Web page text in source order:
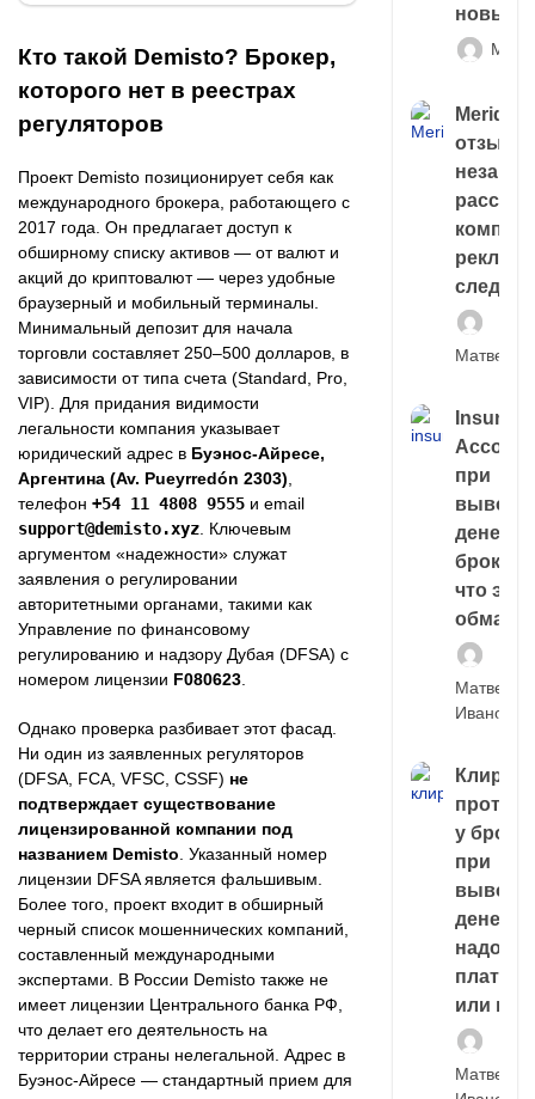
Кто такой Demisto? Брокер,
которого нет в реестрах
регуляторов
Проект Demisto позиционирует себя как
международного брокера, работающего с
2017 года. Он предлагает доступ к
обширному списку активов — от валют и
акций до криптовалют — через удобные
браузерный и мобильный терминалы.
Минимальный депозит для начала
торговли составляет 250–500 долларов, в
зависимости от типа счета (Standard, Pro,
VIP). Для придания видимости
легальности компания указывает
юридический адрес в Буэнос-Айресе,
Аргентина (Av. Pueyrredón 2303),
телефон +54 11 4808 9555 и email
support@demisto.xyz. Ключевым
аргументом «надежности» служат
заявления о регулировании
авторитетными органами, такими как
Управление по финансовому
регулированию и надзору Дубая (DFSA) с
номером лицензии F080623.
Однако проверка разбивает этот фасад.
Ни один из заявленных регуляторов
(DFSA, FCA, VFSC, CSSF) не
подтверждает существование
лицензированной компании под
названием Demisto. Указанный номер
лицензии DFSA является фальшивым.
Более того, проект входит в обширный
черный список мошеннических компаний,
составленный международными
экспертами. В России Demisto также не
имеет лицензии Центрального банка РФ,
что делает его деятельность на
территории страны нелегальной. Адрес в
Буэнос-Айресе — стандартный прием для
новый
следа
Матвей
Account
при
выводе
денег у
что это,
обман?
Матвей
Иванов
Клиринг
у
при
выводе
денег,
надо
платить
или
Матвей